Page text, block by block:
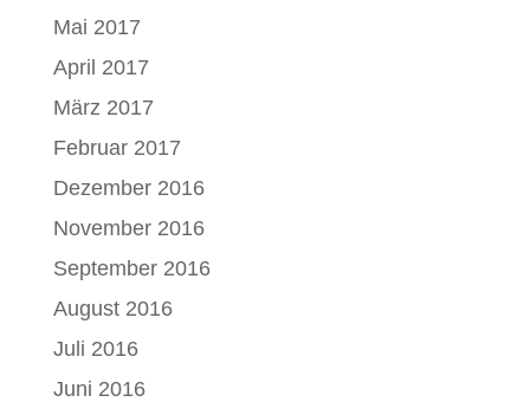
Mai 2017
April 2017
März 2017
Februar 2017
Dezember 2016
November 2016
September 2016
August 2016
Juli 2016
Juni 2016